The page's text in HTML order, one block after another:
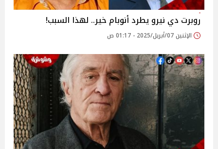
روبرت دي نيرو يطرد أنوبام خير.. لهذا السبب!
الإثنين 07/أبريل/2025 - 01:17 ص